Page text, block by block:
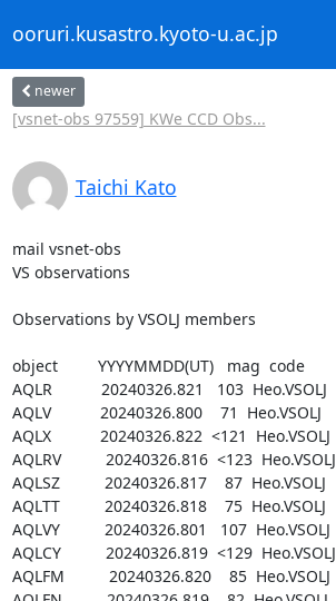
ooruri.kusastro.kyoto-u.ac.jp
newer
[vsnet-obs 97559] KWe CCD Obs...
Taichi Kato
mail vsnet-obs
VS observations
Observations by VSOLJ members
object         YYYYMMDD(UT)   mag  code
AQLR           20240326.821   103  Heo.VSOLJ
AQLV           20240326.800    71  Heo.VSOLJ
AQLX           20240326.822  <121  Heo.VSOLJ
AQLRV          20240326.816  <123  Heo.VSOLJ
AQLSZ          20240326.817    87  Heo.VSOLJ
AQLTT          20240326.818    75  Heo.VSOLJ
AQLVY          20240326.801   107  Heo.VSOLJ
AQLCY          20240326.819  <129  Heo.VSOLJ
AQLFM          20240326.820    85  Heo.VSOLJ